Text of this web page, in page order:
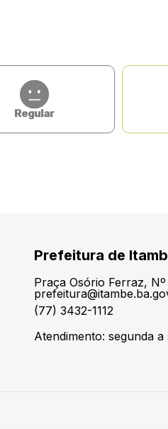
Regular
Prefeitura de
Praça Osório Ferraz,
(77) 3432-1112
Atendimento: segunda